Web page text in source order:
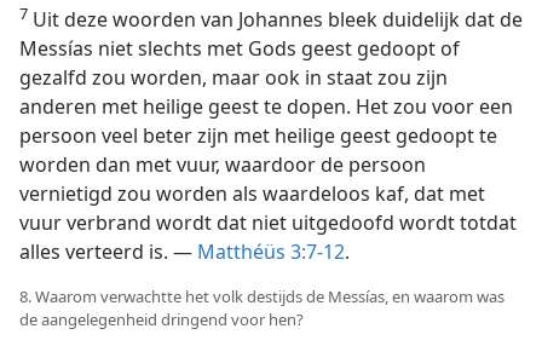
7 Uit deze woorden van Johannes bleek duidelijk dat de
Messías niet slechts met Gods geest gedoopt of
gezalfd zou worden, maar ook in staat zou zijn
anderen met heilige geest te dopen. Het zou voor een
persoon veel beter zijn met heilige geest gedoopt te
worden dan met vuur, waardoor de persoon
vernietigd zou worden als waardeloos kaf, dat met
vuur verbrand wordt dat niet uitgedoofd wordt totdat
alles verteerd is. — Matthéüs 3:7-12.
8. Waarom verwachtte het volk destijds de Messías, en waarom was
de aangelegenheid dringend voor hen?